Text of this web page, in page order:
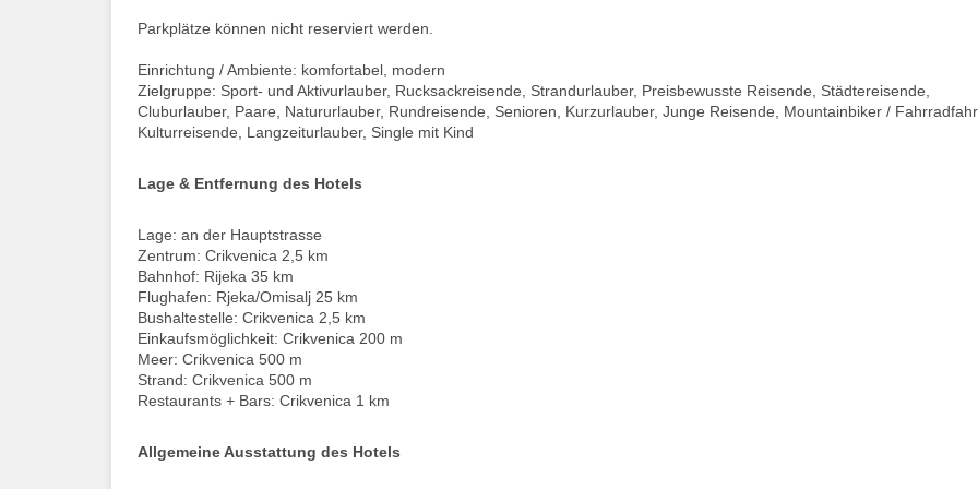
Parkplätze können nicht reserviert werden.
Einrichtung / Ambiente: komfortabel, modern
Zielgruppe: Sport- und Aktivurlauber, Rucksackreisende, Strandurlauber, Preisbewusste Reisende, Städtereisende,
Cluburlauber, Paare, Natururlauber, Rundreisende, Senioren, Kurzurlauber, Junge Reisende, Mountainbiker /
Kulturreisende, Langzeiturlauber, Single mit Kind
Lage & Entfernung des Hotels
Lage: an der Hauptstrasse
Zentrum: Crikvenica 2,5 km
Bahnhof: Rijeka 35 km
Flughafen: Rjeka/Omisalj 25 km
Bushaltestelle: Crikvenica 2,5 km
Einkaufsmöglichkeit: Crikvenica 200 m
Meer: Crikvenica 500 m
Strand: Crikvenica 500 m
Restaurants + Bars: Crikvenica 1 km
Allgemeine Ausstattung des Hotels